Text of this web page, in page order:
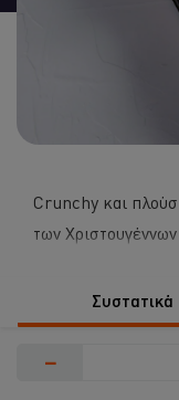
Crunchy και
των Χριστουγέννων
Συστατικά
−